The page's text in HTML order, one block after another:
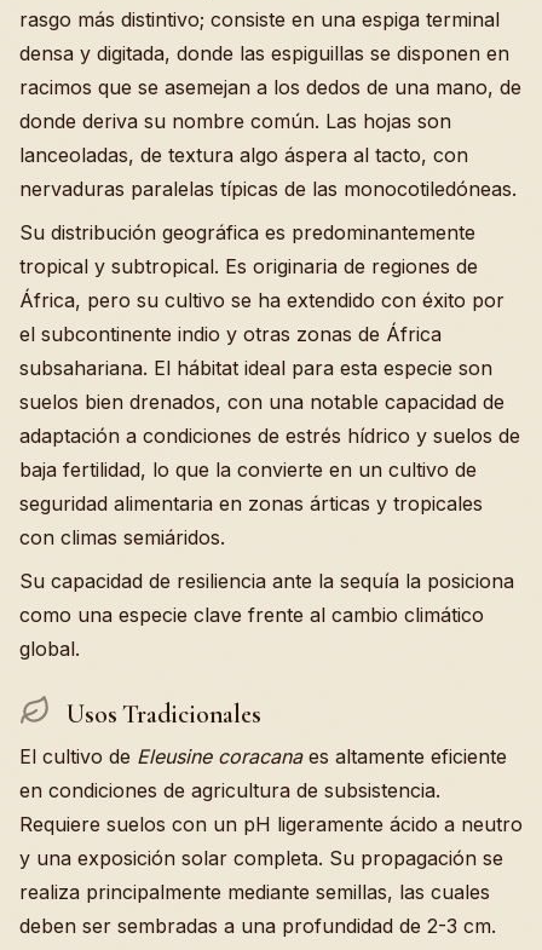
rasgo más distintivo; consiste en una espiga terminal
densa y digitada, donde las espiguillas se disponen en
racimos que se asemejan a los dedos de una mano, de
donde deriva su nombre común. Las hojas son
lanceoladas, de textura algo áspera al tacto, con
nervaduras paralelas típicas de las monocotiledóneas.
Su distribución geográfica es predominantemente
tropical y subtropical. Es originaria de regiones de
África, pero su cultivo se ha extendido con éxito por
el subcontinente indio y otras zonas de África
subsahariana. El hábitat ideal para esta especie son
suelos bien drenados, con una notable capacidad de
adaptación a condiciones de estrés hídrico y suelos de
baja fertilidad, lo que la convierte en un cultivo de
seguridad alimentaria en zonas árticas y tropicales
con climas semiáridos.
Su capacidad de resiliencia ante la sequía la posiciona
como una especie clave frente al cambio climático
global.
Usos Tradicionales
El cultivo de Eleusine coracanaes altamente eficiente
en condiciones de agricultura de subsistencia.
Requiere suelos con un pH ligeramente ácido a neutro
y una exposición solar completa. Su propagación se
realiza principalmente mediante semillas, las cuales
deben ser sembradas a una profundidad de 2-3 cm.